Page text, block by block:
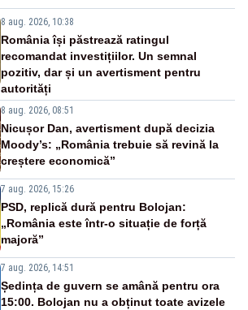
8 aug. 2026, 10:38
România își păstrează ratingul
recomandat investițiilor. Un semnal
pozitiv, dar și un avertisment pentru
autorități
8 aug. 2026, 08:51
Nicușor Dan, avertisment după decizia
Moody’s: „România trebuie să revină la
creștere economică”
7 aug. 2026, 15:26
PSD, replică dură pentru Bolojan:
„România este într-o situație de forță
majoră”
7 aug. 2026, 14:51
Ședința de guvern se amână pentru ora
15:00. Bolojan nu a obținut toate avizele